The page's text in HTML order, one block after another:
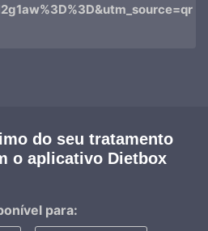
do seu tratamento
o aplicativo Dietbox
para: